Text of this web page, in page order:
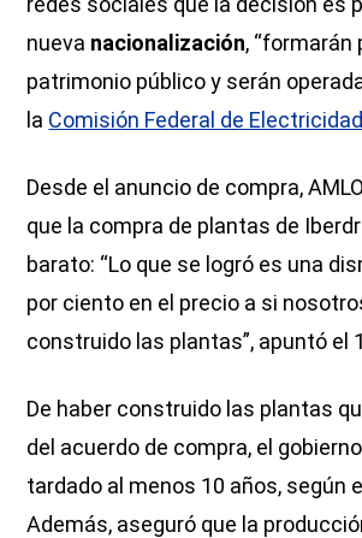
nueva nacionalización, “formarán
patrimonio público y serán
la Comisión Federal de
Desde el anuncio de compra,
que la compra de plantas de
barato: “Lo que se logró es una
por ciento en el precio a si
construido las plantas”, apuntó el
De haber construido las plantas
del acuerdo de compra, el
tardado al menos 10 años, según
Además, aseguró que la